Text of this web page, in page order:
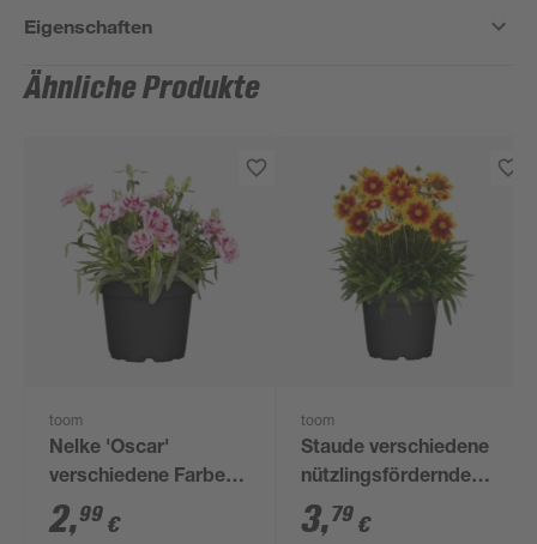
Eigenschaften
Ähnliche Produkte
toom
Nelke 'Oscar'
verschiedene Farben
10,5 cm Topf
2,99 €
toom
Staude verschiedene
nützlingsfördernde
Sorten 13 cm Topf
3,79 €